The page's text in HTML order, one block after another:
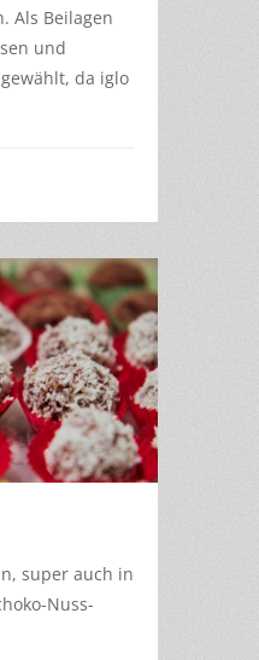
Als Beilagen
und
da iglo
super auch in
Nuss-